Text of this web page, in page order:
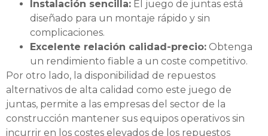
Instalación sencilla: El juego de juntas está
diseñado para un montaje rápido y sin
complicaciones.
Excelente relación calidad-precio: Obtenga
un rendimiento fiable a un coste competitivo.
Por otro lado, la disponibilidad de repuestos
alternativos de alta calidad como este juego de
juntas, permite a las empresas del sector de la
construcción mantener sus equipos operativos sin
incurrir en los costes elevados de los repuestos